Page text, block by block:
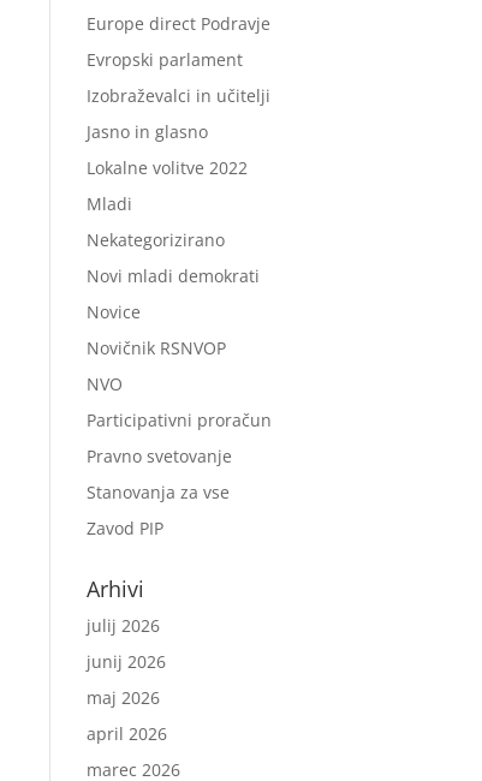
Europe direct Podravje
Evropski parlament
Izobraževalci in učitelji
Jasno in glasno
Lokalne volitve 2022
Mladi
Nekategorizirano
Novi mladi demokrati
Novice
Novičnik RSNVOP
NVO
Participativni proračun
Pravno svetovanje
Stanovanja za vse
Zavod PIP
Arhivi
julij 2026
junij 2026
maj 2026
april 2026
marec 2026